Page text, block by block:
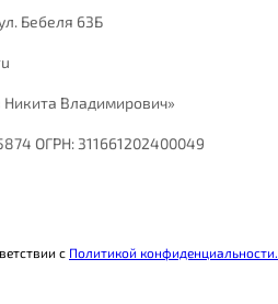
Бебеля 63Б
Владимирович»
ОГРН: 311661202400049
с Политикой конфиденциальности.